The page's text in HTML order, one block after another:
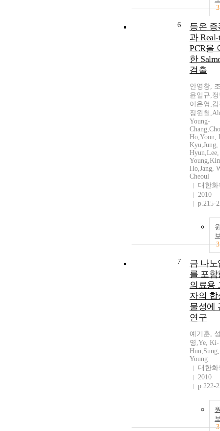
3
6
등온 증
과
PCR을
한
검출
안영창,
윤일규,
이은영,
장원철
Young-
Ho,Yoon,
Kyu,Jung,
Ho,Jang,
Cheoul
대한화
2010
p.215-
3
7
금 나노
를 포함
의료용
자의 합
물성에
연구
예기훈,
영,Ye, Ki-
Young
대한화
2010
p.222-
3